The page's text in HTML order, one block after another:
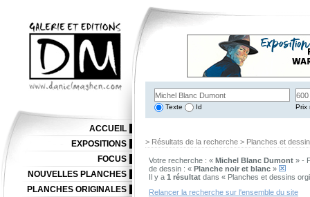
Texte Id Prix
> Résultats de la recherche > Planches et
Votre recherche : « Michel Blanc Dumont » -
de dessin : « Planche noir et blanc »
Il y a 1 résultat dans « Planches et dessins
Relancer la recherche sur l'ensemble du site
ACCUEIL
EXPOSITIONS
FOCUS
NOUVELLES PLANCHES
PLANCHES ORIGINALES